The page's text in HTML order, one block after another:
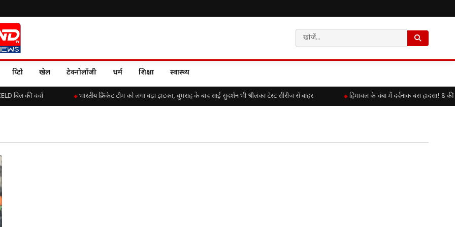
क्रिप्टो खेल टेक्नोलॉजी धर्म शिक्षा स्वास्थ्य
बिल की चर्चा भारतीय क्रिकेट टीम को लगा बड़ा झटका, बुमराह के बाद साई सुदर्शन भी श्रीलंका टेस्ट सीरीज से बाहर हिमाचल के चंबा में दर्दनाक बस हादसा! 8 की